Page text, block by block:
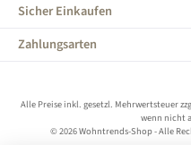
Sicher Einkaufen
Zahlungsarten
Alle Preise inkl. gesetzl. Mehrwertsteuer
wenn nicht
© 2026 Wohntrends-Shop - Alle